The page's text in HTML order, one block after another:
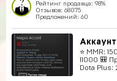
Рейтинг продавца: 98%
Отзывов: 68075
Предложений: 60
Аккаунт
⭐️ MMR:
11000 🎒
Dota Plus: